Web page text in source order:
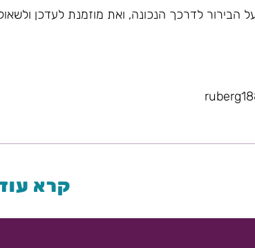
הבירור לדרכך הנכונה, ואת מוזמנת לעדכן
קרא